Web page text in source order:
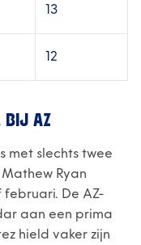
13
12
BIJ AZ
met slechts twee
Ryan
De AZ-
aan een prima
hield vaker zijn